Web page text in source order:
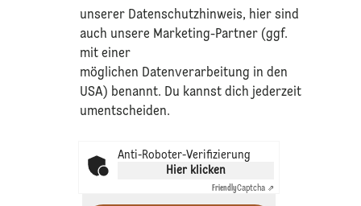
unserer Datenschutzhinweis, hier sind
auch unsere Marketing-Partner (ggf.
mit einer
möglichen Datenverarbeitung in den
USA) benannt. Du kannst dich jederzeit
umentscheiden.
Anti-Roboter-Verifizierung
Hier klicken
FriendlyCaptcha ⇗